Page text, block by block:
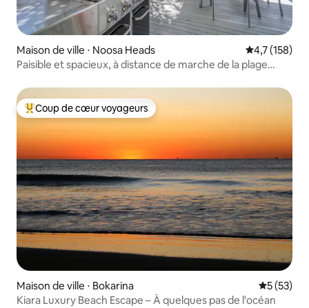
Maison de ville ⋅ Noosa Heads Évaluation
4,7 (158)
Paisible et spacieux, à distance de marche de la plage
Coups de cœur voyageurs les plus appréciés
Coup de cœur voyageurs
Maison de ville ⋅ Bokarina
5 (53)
Kiara Luxury Beach Escape – À quelques pas de l'océan